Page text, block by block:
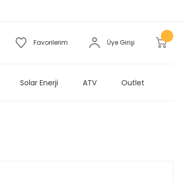
Favorilerim Üye Girişi
Solar Enerji ATV Outlet